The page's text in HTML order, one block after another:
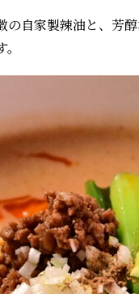
の自家製辣油と、芳